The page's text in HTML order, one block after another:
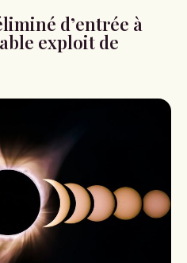
d’entrée à
exploit de